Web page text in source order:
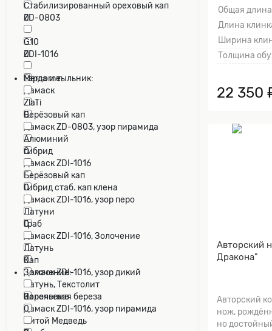
ZD-0803
0
ZDI-1016
0
Дамаск
0
Дамаск ZD-0803, узор пирамида
0
Дамаск ZDI-1016
0
Дамаск ZDI-1016, узор перо
0
Дамаск ZDI-1016, Золочение
0
Дамаск ZDI-1016, узор дикий
0
Дамаск ZDI-1016, узор пирамида
0
Cтабилизированный ореховый кап
0
G10
0
Mercorne
0
Берёзовый кап
0
гибрид
0
Гибрид стаб. кап клена
0
Граб
0
Кап
0
Карельская береза
0
Гарда и тыльник:
ZlaTi
0
Алюминий
0
Берёзовый кап
0
Латуни
0
Латунь
0
Латунь, Текстолит
0
Литой Медведь
Золочение:
Золочение
0
Общая
Длина
Ширина
Толщина
22 350
Авторский
Дракона"
Авторский
нож,
но